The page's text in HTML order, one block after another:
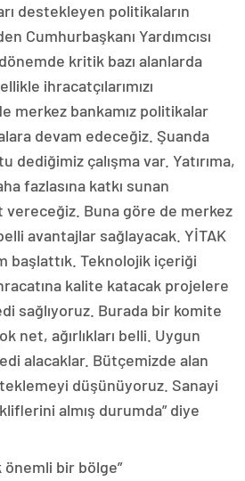
destekleyen politikaların
Cumhurbaşkanı Yardımcısı
kritik bazı alanlarda
ihracatçılarımızı
merkez bankamız politikalar
devam edeceğiz. Şuanda
dediğimiz çalışma var. Yatırıma,
fazlasına katkı sunan
vereceğiz. Buna göre de merkez
avantajlar sağlayacak. YİTAK
başlattık. Teknolojik içeriği
kalite katacak projelere
sağlıyoruz. Burada bir komite
net, ağırlıkları belli. Uygun
alacaklar. Bütçemizde alan
düşünüyoruz. Sanayi
almış durumda” diye
önemli bir bölge”